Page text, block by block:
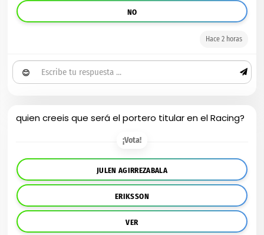
NO
Hace 2 horas
😊
quien creeis que será el portero titular en el Racing?
¡Vota!
JULEN AGIRREZABALA
ERIKSSON
VER